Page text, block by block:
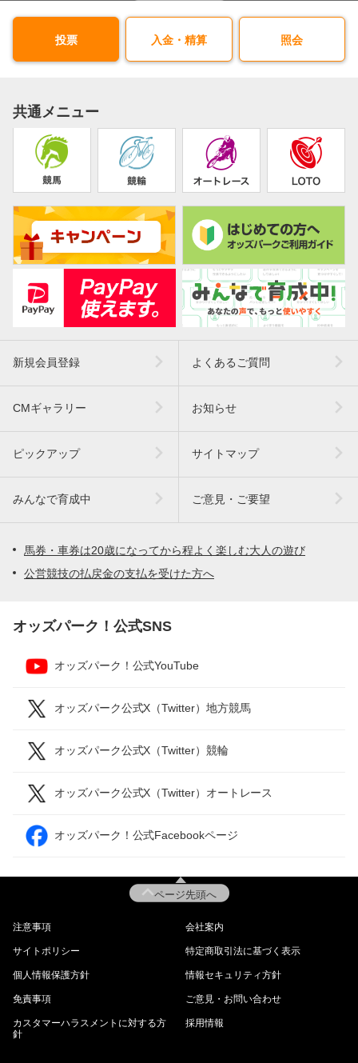
投票 入金・精算 照会
共通メニュー
新規会員登録 よくあるご質問
CMギャラリー お知らせ
ピックアップ サイトマップ
みんなで育成中 ご意見・ご要望
馬券・車券は20歳になってから程よく楽しむ大人の遊び
公営競技の払戻金の支払を受けた方へ
オッズパーク！公式SNS
オッズパーク！公式YouTube
オッズパーク公式X（Twitter）地方競馬
オッズパーク公式X（Twitter）競輪
オッズパーク公式X（Twitter）オートレース
オッズパーク！公式Facebookページ
ページ先頭へ
注意事項 会社案内
サイトポリシー 特定商取引法に基づく表示
個人情報保護方針 情報セキュリティ方針
免責事項 ご意見・お問い合わせ
カスタマーハラスメントに対する方
針
採用情報